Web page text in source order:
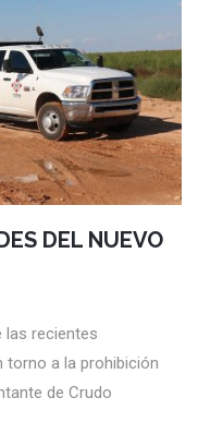
DEL NUEVO
recientes
torno a la prohibición
de Crudo